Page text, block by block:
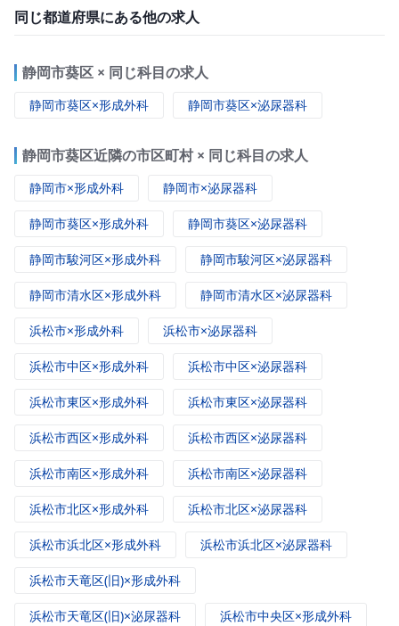
同じ都道府県にある他の求人
静岡市葵区 × 同じ科目の求人
静岡市葵区×形成外科 静岡市葵区×泌尿器科
静岡市葵区近隣の市区町村 × 同じ科目の求人
静岡市×形成外科 静岡市×泌尿器科
静岡市葵区×形成外科 静岡市葵区×泌尿器科
静岡市駿河区×形成外科 静岡市駿河区×泌尿器科
静岡市清水区×形成外科 静岡市清水区×泌尿器科
浜松市×形成外科 浜松市×泌尿器科
浜松市中区×形成外科 浜松市中区×泌尿器科
浜松市東区×形成外科 浜松市東区×泌尿器科
浜松市西区×形成外科 浜松市西区×泌尿器科
浜松市南区×形成外科 浜松市南区×泌尿器科
浜松市北区×形成外科 浜松市北区×泌尿器科
浜松市浜北区×形成外科 浜松市浜北区×泌尿器科
浜松市天竜区(旧)×形成外科
浜松市天竜区(旧)×泌尿器科 浜松市中央区×形成外科